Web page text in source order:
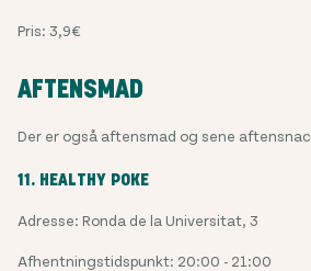
Pris: 3,9€
AFTENSMAD
Der er også aftensmad og sene
11. HEALTHY POKE
Adresse: Ronda de la Universitat, 3
Afhentningstidspunkt: 20:00 - 21:00